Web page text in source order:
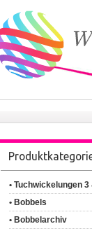
• Tuchwickelungen
• Bobbels
• Bobbelarchiv